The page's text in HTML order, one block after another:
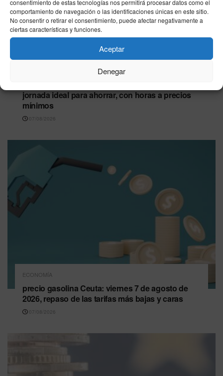
consentimiento de estas tecnologías nos permitirá procesar datos como el
comportamiento de navegación o las identificaciones únicas en este sitio.
No consentir o retirar el consentimiento, puede afectar negativamente a
ciertas características y funciones.
Aceptar
Denegar
jornada ideal para ahorrar, con horas a precios
mínimos
07/08/2026
ECONOMÍA
precio gasolina Ceuta: viernes 7 de agosto de
2026, repaso de las tarifas más bajas y caras
07/08/2026